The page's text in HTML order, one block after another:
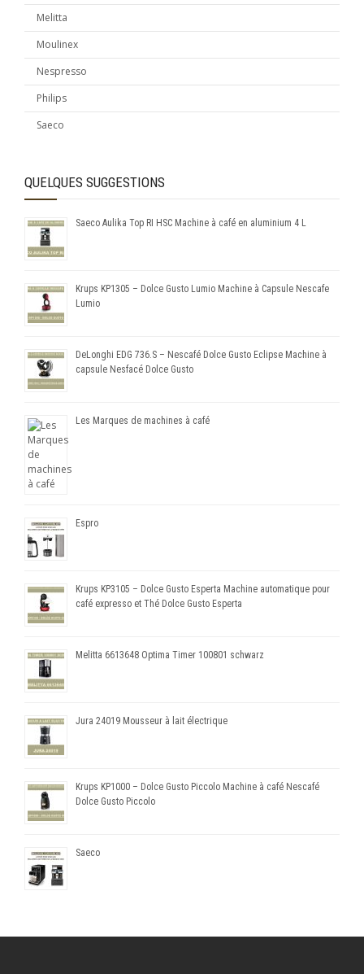
Melitta
Moulinex
Nespresso
Philips
Saeco
QUELQUES SUGGESTIONS
Saeco Aulika Top RI HSC Machine à café en aluminium 4 L
Krups KP1305 – Dolce Gusto Lumio Machine à Capsule Nescafe
Lumio
DeLonghi EDG 736.S – Nescafé Dolce Gusto Eclipse Machine à
capsule Nesfacé Dolce Gusto
Les Marques de machines à café
Espro
Krups KP3105 – Dolce Gusto Esperta Machine automatique pour
café expresso et Thé Dolce Gusto Esperta
Melitta 6613648 Optima Timer 100801 schwarz
Jura 24019 Mousseur à lait électrique
Krups KP1000 – Dolce Gusto Piccolo Machine à café Nescafé
Dolce Gusto Piccolo
Saeco